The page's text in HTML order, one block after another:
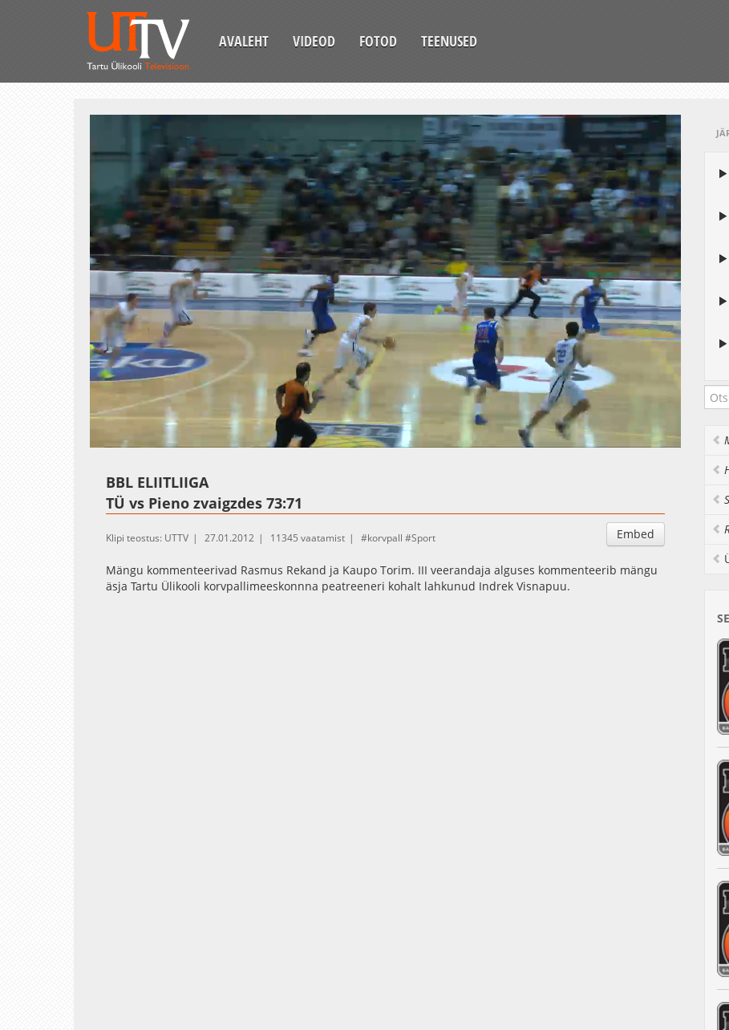
AVALEHT VIDEOD FOTOD TEENUSED
1.02%
Esituskiirused
Auto
BBL ELIITLIIGA
TÜ vs Pieno zvaigzdes 73:71
Embed
Klipi teostus: UTTV 27.01.2012 11345 vaatamist korvpall Sport
Mängu kommenteerivad Rasmus Rekand ja Kaupo Torim. III veerandaja alguses kommenteerib mängu
äsja Tartu Ülikooli korvpallimeeskonnna peatreeneri kohalt lahkunud Indrek Visnapuu.